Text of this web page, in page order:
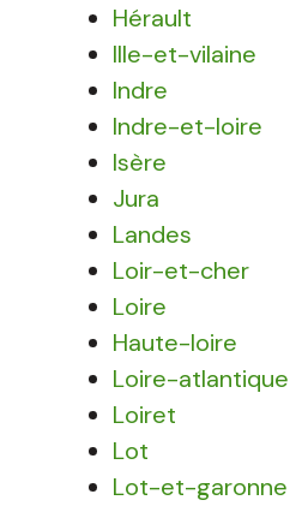
Hérault
Ille-et-vilaine
Indre
Indre-et-loire
Isère
Jura
Landes
Loir-et-cher
Loire
Haute-loire
Loire-atlantique
Loiret
Lot
Lot-et-garonne